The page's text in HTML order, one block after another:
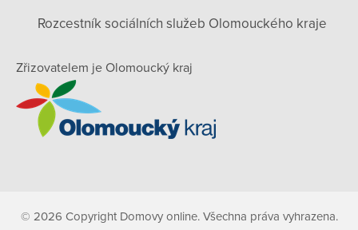
Rozcestník sociálních služeb Olomouckého kraje
Zřizovatelem je Olomoucký kraj
© 2026 Copyright Domovy online. Všechna práva vyhrazena.